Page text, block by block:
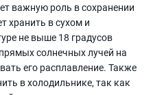
важную роль в сохранении
хранить в сухом и
не выше 18 градусов
солнечных лучей на
его расплавление. Также
в холодильнике, так как